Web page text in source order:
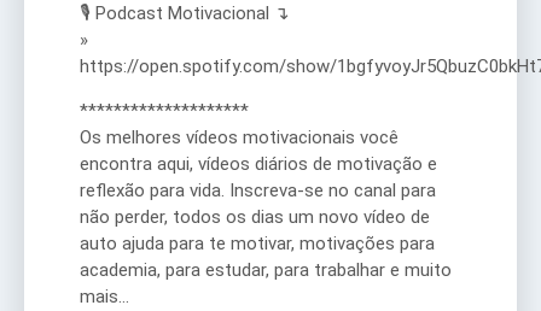
🎙️ Podcast Motivacional ↴
»
https://open.spotify.com/show/
********************
Os melhores vídeos motivacionais você
encontra aqui, vídeos diários de motivação e
reflexão para vida. Inscreva-se no canal para
não perder, todos os dias um novo vídeo de
auto ajuda para te motivar, motivações para
academia, para estudar, para trabalhar e muito
mais…